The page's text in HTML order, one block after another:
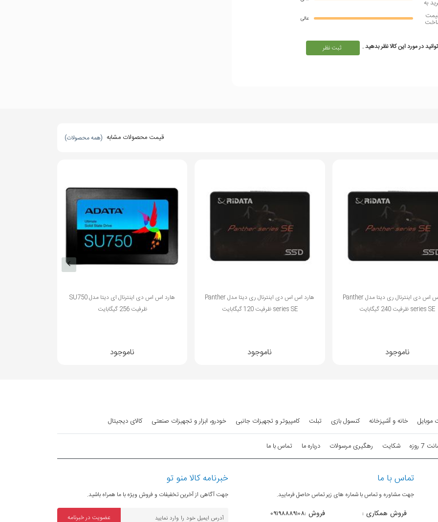
به
عالی
در مورد این کالا نظر بدهید . ثبت نظر
قیمت محصولات مشابه (همه محصولات)
هارد اس اس دی اینترنال ری دیتا مدل Panther
series SE ظرفیت 120 گیگابایت
ناموجود
هارد اس اس دی اینترنال ای دیتا مدل SU750
ظرفیت 256 گیگابایت
ناموجود
هارد اس اس دی اینترنال ای دیتا مدل SU720
ظرفیت 1 ترابایت
ناموجود
موبایل خانه و آشپزخانه کنسول بازی تبلت کامپیوتر و تجهیزات جانبی خودرو، ابزار و تجهیزات صنعتی کالای دیجیتال
روزه شکایت رهگیری مرسولات درباره ما تماس با ما
تماس با ما
جهت مشاوره و تماس با شماره های زیر تماس حاصل فرمایید.
فروش همکاری :
فروش :09198889108
خبرنامه کالا منو تو
جهت آگاهی از آخرین تخفیفات و فروش ویژه با ما همراه باشید.
عضویت در خبرنامه